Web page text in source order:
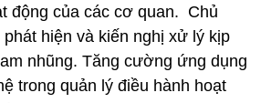
động của các cơ quan. Chủ
hiện và kiến nghị xử lý kịp
nhũng. Tăng cường ứng dụng
trong quản lý điều hành hoạt